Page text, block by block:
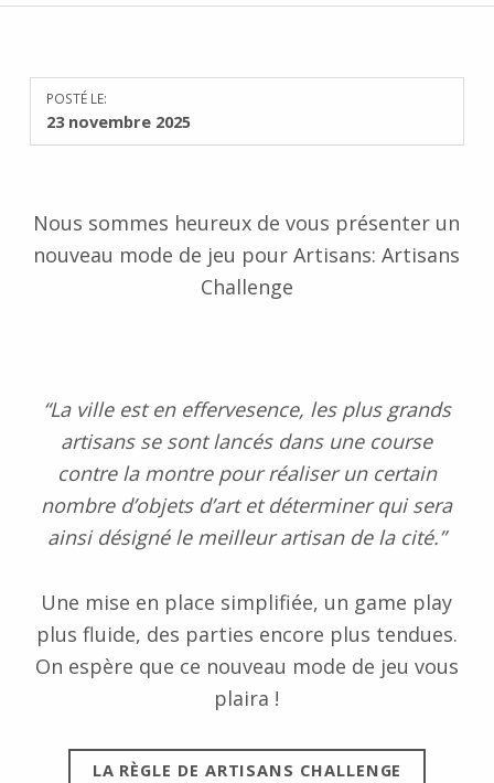
POSTÉ LE:
23 novembre 2025
Nous sommes heureux de vous présenter un
nouveau mode de jeu pour Artisans: Artisans
Challenge
“La ville est en effervesence, les plus grands
artisans se sont lancés dans une course
contre la montre pour réaliser un certain
nombre d’objets d’art et déterminer qui sera
ainsi désigné le meilleur artisan de la cité.”
Une mise en place simplifiée, un game play
plus fluide, des parties encore plus tendues.
On espère que ce nouveau mode de jeu vous
plaira !
LA RÈGLE DE ARTISANS CHALLENGE